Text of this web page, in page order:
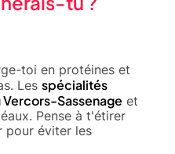
toi en protéines et
Les spécialités
Vercors-Sassenage et
Pense à t'étirer
pour éviter les